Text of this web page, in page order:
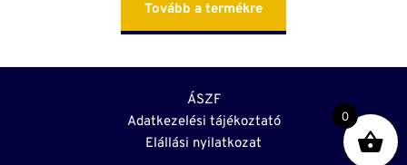
Tovább a termékre
ÁSZF
Adatkezelési tájékoztató
Elállási nyilatkozat
0